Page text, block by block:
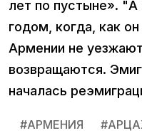
лет по пустыне».
годом, когда, как
Армении не
возвращаются.
началась
#АРМЕНИЯ #